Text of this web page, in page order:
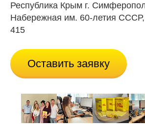
Республика Крым г.
Набережная им. 60-летия
415
Оставить заявку